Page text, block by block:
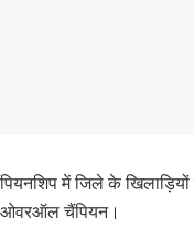
में जिले के
ओवरऑल चैंपियन।